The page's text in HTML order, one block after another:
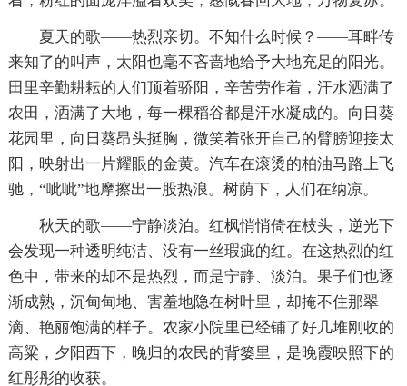
夏天的歌——热烈亲切。不知什么时候？——耳畔传
来知了的叫声，太阳也毫不吝啬地给予大地充足的阳光。
田里辛勤耕耘的人们顶着骄阳，辛苦劳作着，汗水洒满了
农田，洒满了大地，每一棵稻谷都是汗水凝成的。向日葵
花园里，向日葵昂头挺胸，微笑着张开自己的臂膀迎接太
阳，映射出一片耀眼的金黄。汽车在滚烫的柏油马路上飞
驰，“呲呲”地摩擦出一股热浪。树荫下，人们在纳凉。
秋天的歌——宁静淡泊。红枫悄悄倚在枝头，逆光下
会发现一种透明纯洁、没有一丝瑕疵的红。在这热烈的红
色中，带来的却不是热烈，而是宁静、淡泊。果子们也逐
渐成熟，沉甸甸地、害羞地隐在树叶里，却掩不住那翠
滴、艳丽饱满的样子。农家小院里已经铺了好几堆刚收的
高粱，夕阳西下，晚归的农民的背篓里，是晚霞映照下的
红彤彤的收获。